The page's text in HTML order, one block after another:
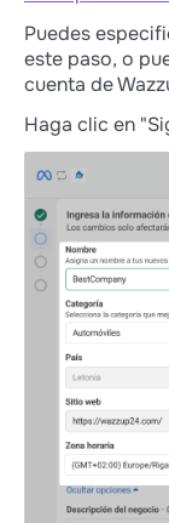
Puedes
este paso, o
cuenta de
Haga clic en